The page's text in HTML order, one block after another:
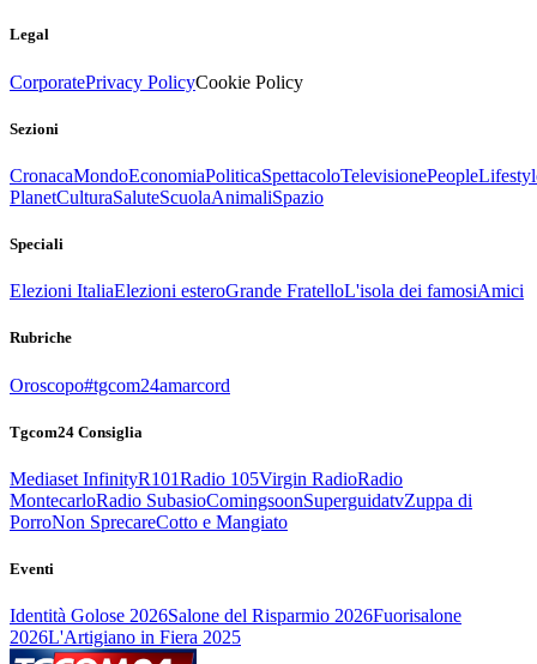
Legal
CorporatePrivacy PolicyCookie Policy
Sezioni
CronacaMondoEconomiaPoliticaSpettacoloTelevisionePeople
PlanetCulturaSaluteScuolaAnimaliSpazio
Speciali
Elezioni ItaliaElezioni esteroGrande FratelloL'isola dei famosiAmici
Rubriche
Oroscopo#tgcom24amarcord
Tgcom24 Consiglia
Mediaset InfinityR101Radio 105Virgin RadioRadio
MontecarloRadio SubasioComingsoonSuperguidatvZuppa di
PorroNon SprecareCotto e Mangiato
Eventi
Identità Golose 2026Salone del Risparmio 2026Fuorisalone
2026L'Artigiano in Fiera 2025